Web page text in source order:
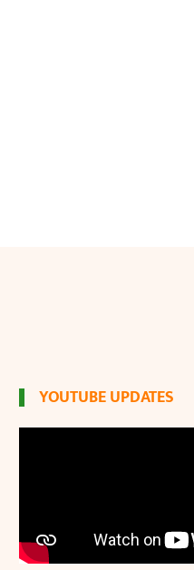
YOUTUBE UPDATES